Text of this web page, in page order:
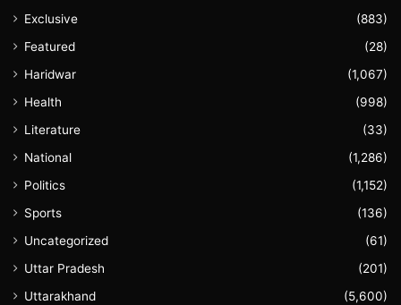
Exclusive
(883)
Featured
(28)
Haridwar
(1,067)
Health
(998)
Literature
(33)
National
(1,286)
Politics
(1,152)
Sports
(136)
Uncategorized
(61)
Uttar Pradesh
(201)
Uttarakhand
(5,600)